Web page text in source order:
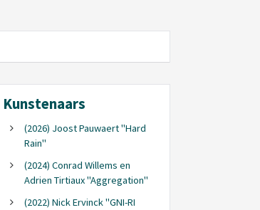
Kunstenaars
(2026) Joost Pauwaert "Hard
Rain"
(2024) Conrad Willems en
Adrien Tirtiaux "Aggregation"
(2022) Nick Ervinck "GNI-RI